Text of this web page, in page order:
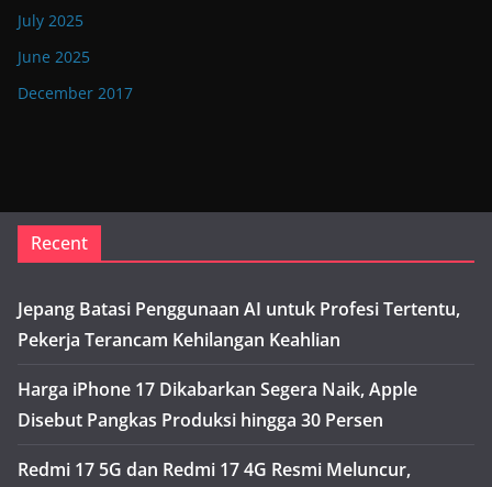
July 2025
June 2025
December 2017
Recent
Jepang Batasi Penggunaan AI untuk Profesi Tertentu,
Pekerja Terancam Kehilangan Keahlian
Harga iPhone 17 Dikabarkan Segera Naik, Apple
Disebut Pangkas Produksi hingga 30 Persen
Redmi 17 5G dan Redmi 17 4G Resmi Meluncur,